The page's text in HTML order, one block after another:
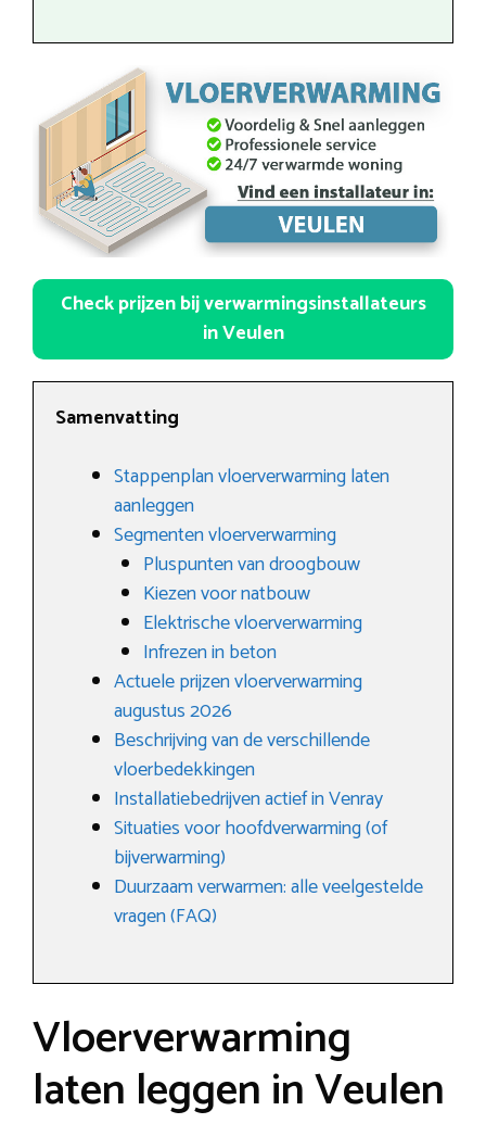
Check prijzen bij verwarmingsinstallateurs
in Veulen
Samenvatting
Stappenplan vloerverwarming laten
aanleggen
Segmenten vloerverwarming
Pluspunten van droogbouw
Kiezen voor natbouw
Elektrische vloerverwarming
Infrezen in beton
Actuele prijzen vloerverwarming
augustus 2026
Beschrijving van de verschillende
vloerbedekkingen
Installatiebedrijven actief in Venray
Situaties voor hoofdverwarming (of
bijverwarming)
Duurzaam verwarmen: alle veelgestelde
vragen (FAQ)
Vloerverwarming
laten leggen in Veulen